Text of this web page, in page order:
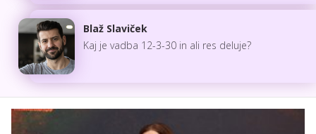
Blaž Slaviček
Kaj je vadba 12-3-30 in ali res deluje?